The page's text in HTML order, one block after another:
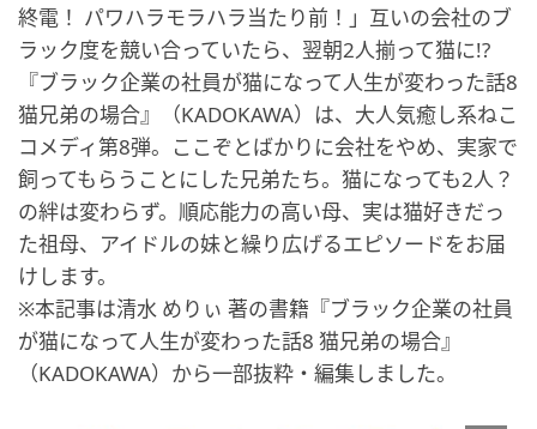
終電！ パワハラモラハラ当たり前！」互いの会社のブ
ラック度を競い合っていたら、翌朝2人揃って猫に!?
『ブラック企業の社員が猫になって人生が変わった話8
猫兄弟の場合』（KADOKAWA）は、大人気癒し系ねこ
コメディ第8弾。ここぞとばかりに会社をやめ、実家で
飼ってもらうことにした兄弟たち。猫になっても2人？
の絆は変わらず。順応能力の高い母、実は猫好きだっ
た祖母、アイドルの妹と繰り広げるエピソードをお届
けします。
※本記事は清水 めりぃ 著の書籍『ブラック企業の社員
が猫になって人生が変わった話8 猫兄弟の場合』
（KADOKAWA）から一部抜粋・編集しました。